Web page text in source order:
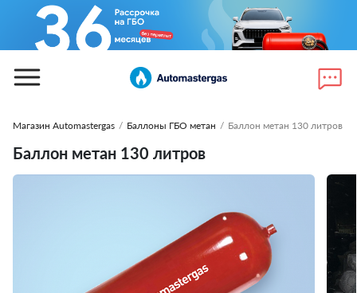
Магазин Automastergas / Баллоны ГБО метан / Баллон метан 130 литров
Баллон метан 130 литров